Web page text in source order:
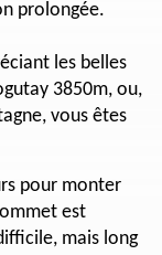
prolongée.
les belles
3850m, ou,
vous êtes
pour monter
est
mais long